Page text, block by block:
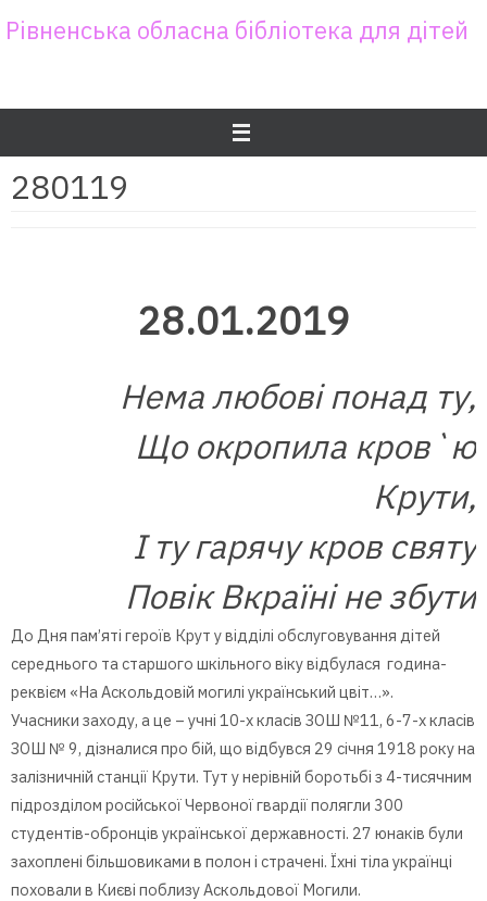
toРівненська обласна бібліотека для дітей
280119
28.01.2019
Нема любові понад ту,
Що окропила кров`ю
Крути,
І ту гарячу кров святу
Повік Вкраїні не збути
До Дня пам’яті героїв Крут у відділі обслуговування дітей
середнього та старшого шкільного віку відбулася година-
реквієм «На Аскольдовій могилі український цвіт…».
Учасники заходу, а це – учні 10-х класів ЗОШ №11, 6-7-х класів
ЗОШ № 9, дізналися про бій, що відбувся 29 січня 1918 року на
залізничній станції Крути. Тут у нерівній боротьбі з 4-тисячним
підрозділом російської Червоної гвардії полягли 300
студентів-обронців української державності. 27 юнаків були
захоплені більшовиками в полон і страчені. Їхні тіла українці
поховали в Києві поблизу Аскольдової Могили.